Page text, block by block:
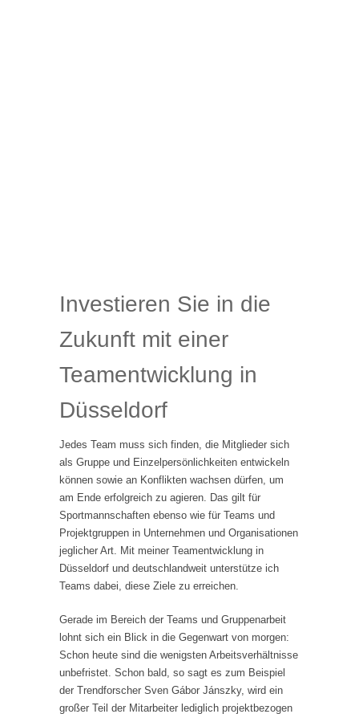
Investieren Sie in die
Zukunft mit einer
Teamentwicklung in
Düsseldorf
Jedes Team muss sich finden, die Mitglieder sich
als Gruppe und Einzelpersönlichkeiten entwickeln
können sowie an Konflikten wachsen dürfen, um
am Ende erfolgreich zu agieren. Das gilt für
Sportmannschaften ebenso wie für Teams und
Projektgruppen in Unternehmen und Organisationen
jeglicher Art. Mit meiner Teamentwicklung in
Düsseldorf und deutschlandweit unterstütze ich
Teams dabei, diese Ziele zu erreichen.
Gerade im Bereich der Teams und Gruppenarbeit
lohnt sich ein Blick in die Gegenwart von morgen:
Schon heute sind die wenigsten Arbeitsverhältnisse
unbefristet. Schon bald, so sagt es zum Beispiel
der Trendforscher Sven Gábor Jánszky, wird ein
großer Teil der Mitarbeiter lediglich projektbezogen